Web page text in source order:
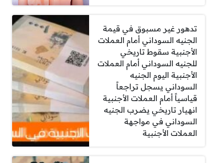
تدهور غير مسبوق في قيمة
الجنيه السوداني أمام العملات
الأجنبية سقوط تاريخي
للجنيه السوداني أمام العملات
الأجنبية اليوم الجنيه
السوداني يسجل تراجعاً
قياسياً أمام العملات الأجنبية
انهيار تاريخي يضرب الجنيه
السوداني في مواجهة
العملات الأجنبية